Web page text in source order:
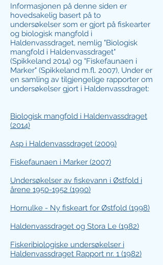
Informasjonen på denne siden er
hovedsakelig basert på to
undersøkelser som er gjort på fiskearter
og biologisk mangfold i
Haldenvassdraget, nemlig "Biologisk
mangfold i Haldenvassdraget"
(Spikkeland 2014) og "Fiskefaunaen i
Marker" (Spikkeland m.fl. 2007), Under er
en samling av tilgjengelige rapporter om
undersøkelser gjort i Haldenvassdraget:
Biologisk mangfold i Haldenvassdraget
(2014)
Asp i Haldenvassdraget (2009)
Fiskefaunaen i Marker (2007)
Undersøkelser av fiskevann i Østfold i
årene 1950-1952 (1990)
Hornulke - Ny fiskeart for Østfold (1998)
Haldenvassdraget og Stora Le (1982)
Fiskeribiologiske undersøkelser i
Haldenvassdraget Rapport nr. 1 (1982)